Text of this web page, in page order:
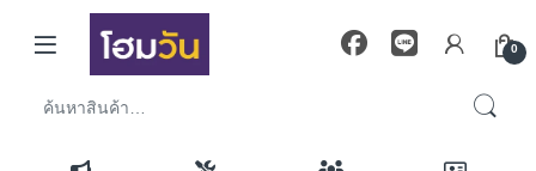
Skip to navigation
Skip to content
0